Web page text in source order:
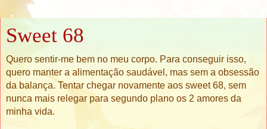
Sweet 68
Quero sentir-me bem no meu corpo. Para conseguir isso,
quero manter a alimentação saudável, mas sem a obsessão
da balança. Tentar chegar novamente aos sweet 68, sem
nunca mais relegar para segundo plano os 2 amores da
minha vida.